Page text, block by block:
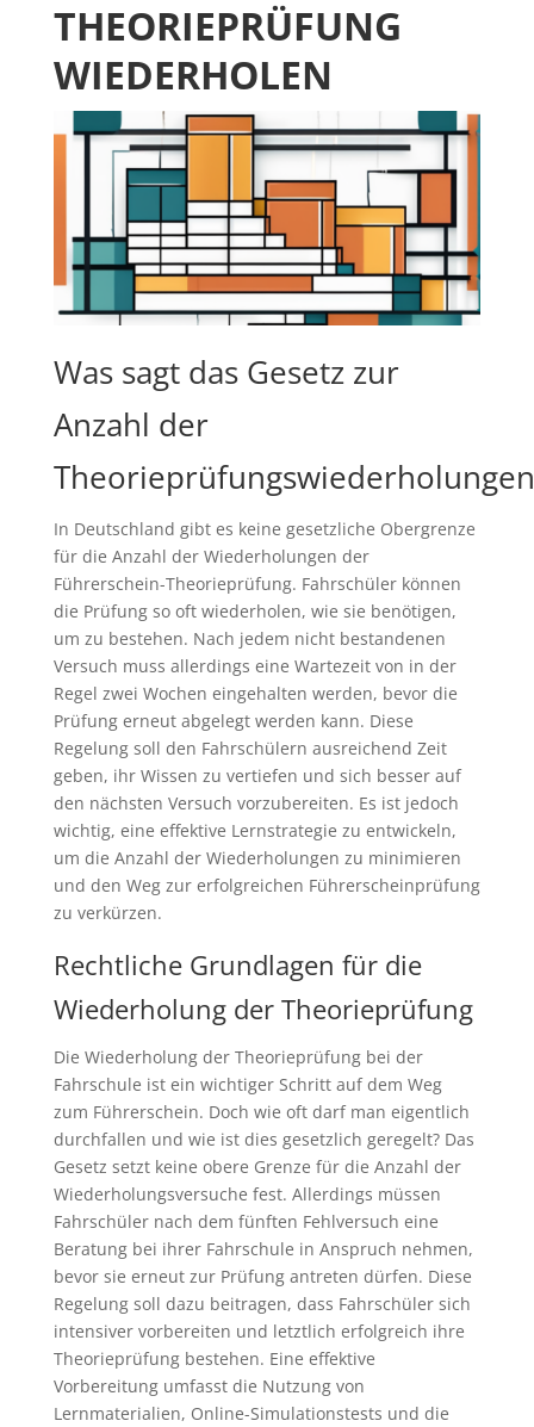
THEORIEPRÜFUNG
WIEDERHOLEN
Was sagt das Gesetz zur
Anzahl der
In Deutschland gibt es keine gesetzliche Obergrenze
für die Anzahl der Wiederholungen der
Führerschein-Theorieprüfung. Fahrschüler können
die Prüfung so oft wiederholen, wie sie benötigen,
um zu bestehen. Nach jedem nicht bestandenen
Versuch muss allerdings eine Wartezeit von in der
Regel zwei Wochen eingehalten werden, bevor die
Prüfung erneut abgelegt werden kann. Diese
Regelung soll den Fahrschülern ausreichend Zeit
geben, ihr Wissen zu vertiefen und sich besser auf
den nächsten Versuch vorzubereiten. Es ist jedoch
wichtig, eine effektive Lernstrategie zu entwickeln,
um die Anzahl der Wiederholungen zu minimieren
und den Weg zur erfolgreichen Führerscheinprüfung
zu verkürzen.
Rechtliche Grundlagen für die
Wiederholung der Theorieprüfung
Die Wiederholung der Theorieprüfung bei der
Fahrschule ist ein wichtiger Schritt auf dem Weg
zum Führerschein. Doch wie oft darf man eigentlich
durchfallen und wie ist dies gesetzlich geregelt? Das
Gesetz setzt keine obere Grenze für die Anzahl der
Wiederholungsversuche fest. Allerdings müssen
Fahrschüler nach dem fünften Fehlversuch eine
Beratung bei ihrer Fahrschule in Anspruch nehmen,
bevor sie erneut zur Prüfung antreten dürfen. Diese
Regelung soll dazu beitragen, dass Fahrschüler sich
intensiver vorbereiten und letztlich erfolgreich ihre
Theorieprüfung bestehen. Eine effektive
Vorbereitung umfasst die Nutzung von
Lernmaterialien, Online-Simulationstests und die